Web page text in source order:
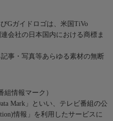
Gガイドロゴは、米国TiVo
会社の日本国内における商標ま
事・写真等あらゆる素材の無断
組情報マーク）
Mark」といい、テレビ番組の公
情報」を利用したサービスに